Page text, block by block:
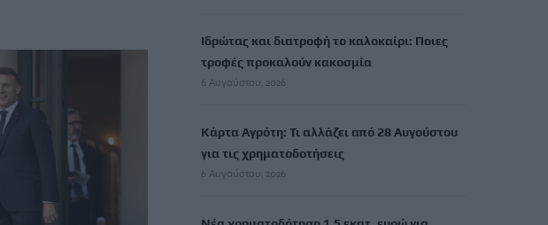
Ιδρώτας και διατροφή το καλοκαίρι: Ποιες
τροφές προκαλούν κακοσμία
6 Αυγούστου, 2026
Κάρτα Αγρότη: Τι αλλάζει από 28 Αυγούστου
για τις χρηματοδοτήσεις
6 Αυγούστου, 2026